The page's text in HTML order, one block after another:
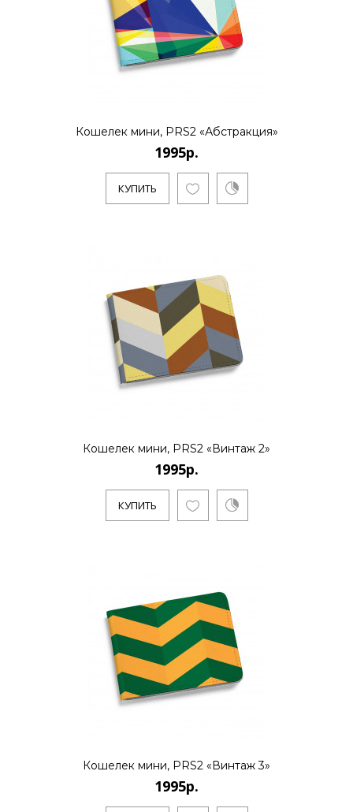
КУПИТЬ
..
1995р.
1995р.
1995р.
..
КУПИТЬ
Кошелек мини, PRS2 «Абстракция»
1995р.
КУПИТЬ
Кошелек мини, PRS2 «Винтаж 2»
1995р.
КУПИТЬ
Кошелек мини, PRS2 «Винтаж 3»
1995р.